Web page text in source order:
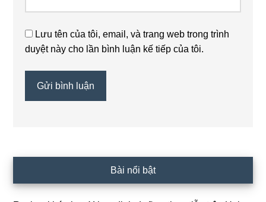
Lưu tên của tôi, email, và trang web trong trình
duyệt này cho lần bình luận kế tiếp của tôi.
chính
Bài nổi bật